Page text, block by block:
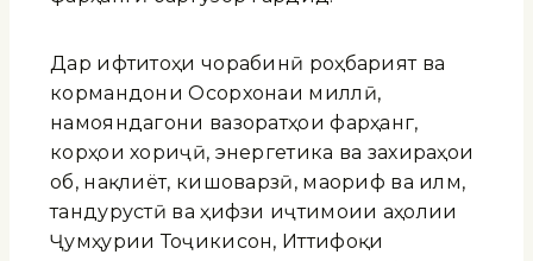
Дар ифтитоҳи чорабинӣ роҳбарият ва
кормандони Осорхонаи миллӣ,
намояндагони вазоратҳои фарҳанг,
корҳои хориҷӣ, энергетика ва захираҳои
об, нақлиёт, кишоварзӣ, маориф ва илм,
тандурустӣ ва ҳифзи иҷтимоии аҳолии
Ҷумҳурии Тоҷикисон, Иттифоқи